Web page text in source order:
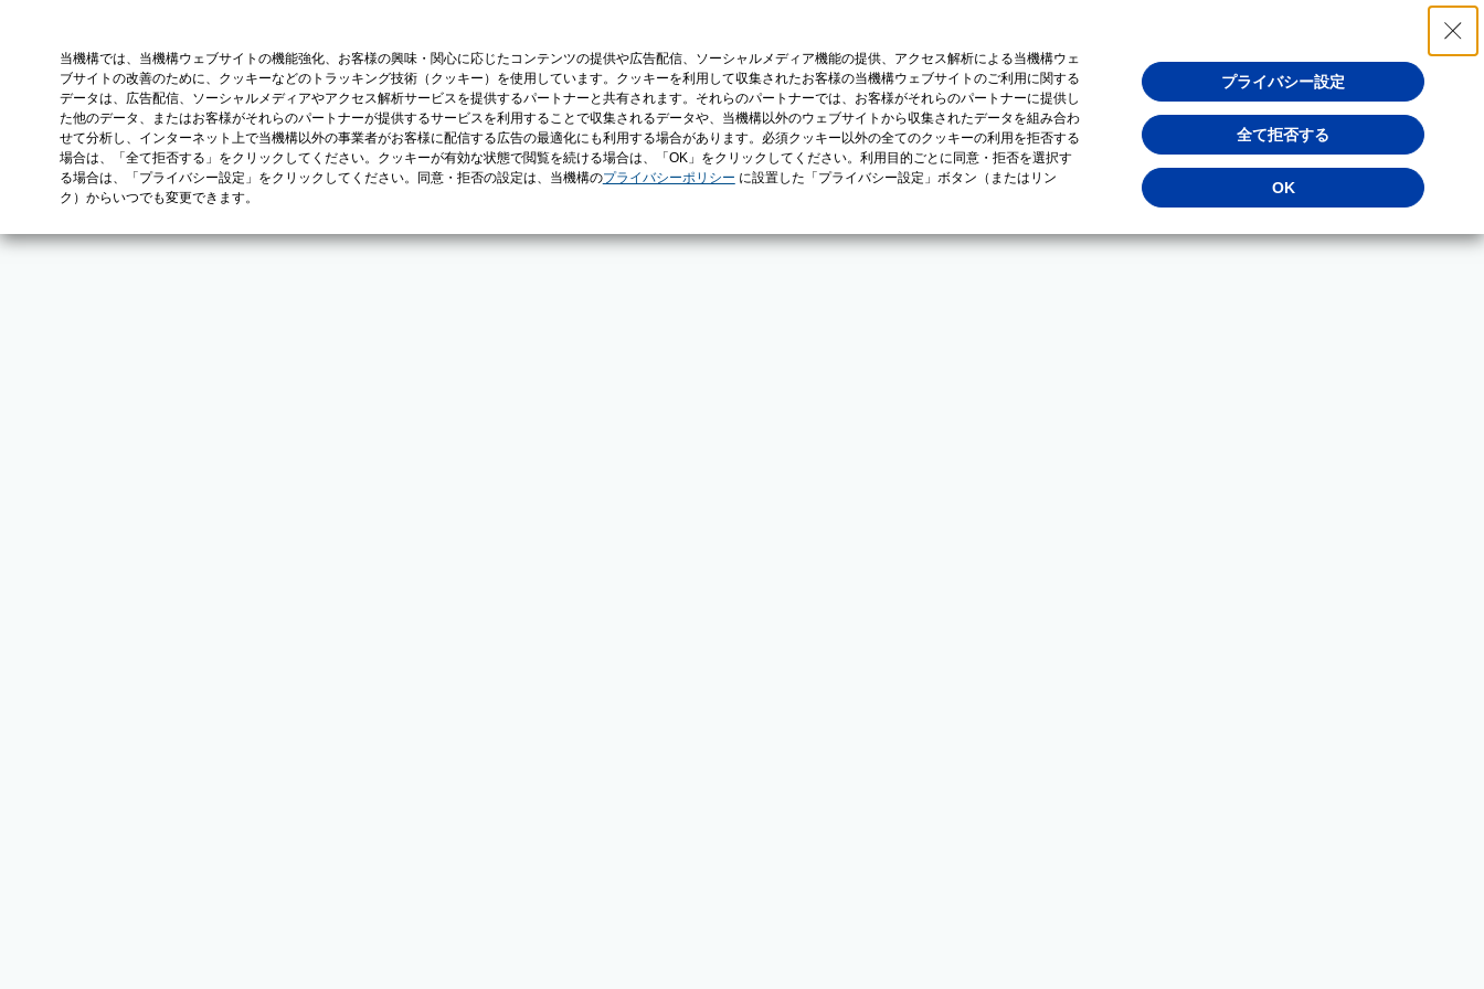
当機構では、当機構ウェブサイトの機能強化、お客様の興味・関心に応じたコンテンツの提供や広告配信、ソーシャルメディア機能の提供、アクセス解析による当機構ウェ
ブサイトの改善のために、クッキーなどのトラッキング技術（クッキー）を使用しています。クッキーを利用して収集されたお客様の当機構ウェブサイトのご利用に関する
データは、広告配信、ソーシャルメディアやアクセス解析サービスを提供するパートナーと共有されます。それらのパートナーでは、お客様がそれらのパートナーに提供し
た他のデータ、またはお客様がそれらのパートナーが提供するサービスを利用することで収集されるデータや、当機構以外のウェブサイトから収集されたデータを組み合わ
せて分析し、インターネット上で当機構以外の事業者がお客様に配信する広告の最適化にも利用する場合があります。必須クッキー以外の全てのクッキーの利用を拒否する
場合は、「全て拒否する」をクリックしてください。クッキーが有効な状態で閲覧を続ける場合は、「OK」をクリックしてください。利用目的ごとに同意・拒否を選択す
る場合は、「プライバシー設定」をクリックしてください。同意・拒否の設定は、当機構のプライバシーポリシー に設置した「プライバシー設定」ボタン（またはリン
ク）からいつでも変更できます。
プライバシー設定
全て拒否する
OK